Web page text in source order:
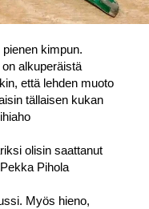
kimpun.
alkuperäistä
että lehden muoto
tällaisen kukan
olisin saattanut
Pihola
Myös hieno,